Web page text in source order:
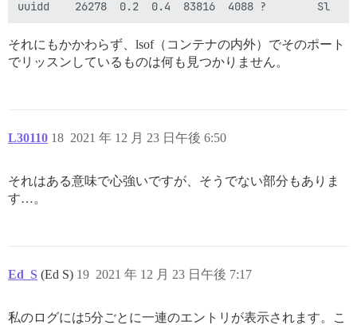
それにもかかわらず、lsof（コンテナの内外）でそのポート
でリッスンしているものは何も見つかりません。
L30110 2021 年 12 月 23 日午後 6:50
18
それはある意味で心強いですが、そうでない部分もありま
す…。
Ed_S (Ed S) 2021 年 12 月 23 日午後 7:17
19
私のログには5分ごとに一連のエントリが表示されます。こ